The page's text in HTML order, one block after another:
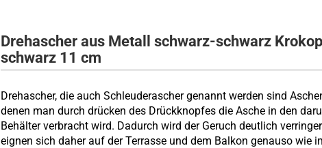
Drehascher aus Metall schwarz-schwarz
schwarz 11 cm
Drehascher, die auch Schleuderascher genannt werden sind
denen man durch drücken des Drückknopfes die Asche in den
Behälter verbracht wird. Dadurch wird der Geruch deutlich
eignen sich daher auf der Terrasse und dem Balkon genauso wie